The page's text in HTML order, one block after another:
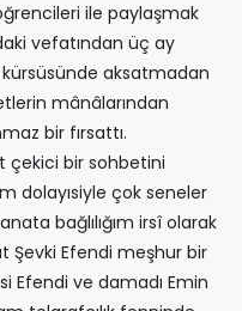
ile paylaşmak
vefatından üç ay
aksatmadan
mânâlarından
bir fırsattı.
çekici bir sohbetini
dolayısiyle çok seneler
bağlılığım irsî olarak
Şevki Efendi meşhur bir
Efendi ve damadı Emin